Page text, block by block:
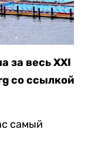
за весь XXI
со ссылкой
самый